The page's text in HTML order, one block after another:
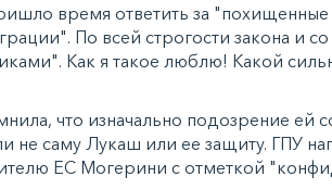
время ответить за "похищенные
По всей строгости закона и
Как я такое люблю! Какой
что изначально подозрение ей
не саму Лукаш или ее защиту. ГПУ
ЕС Могерини с отметкой